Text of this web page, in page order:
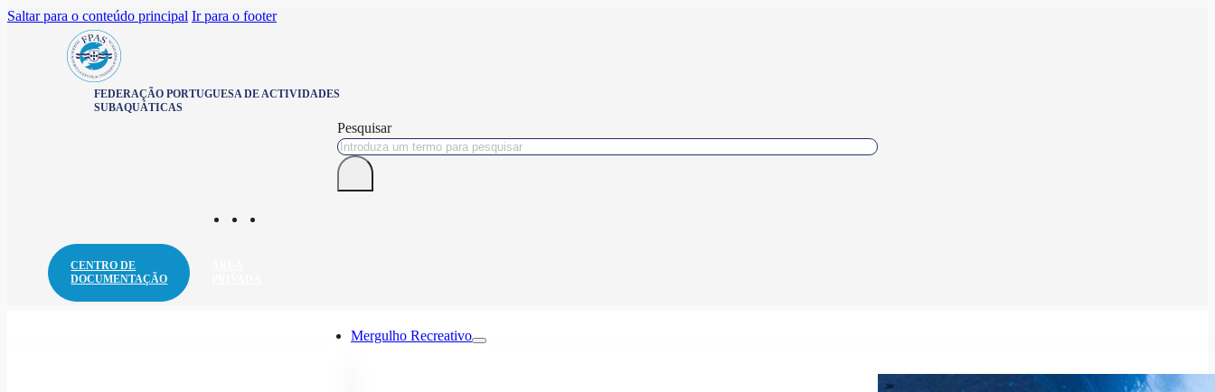
Saltar para o conteúdo principal Ir para o footer
FEDERAÇÃO PORTUGUESA DE ACTIVIDADES
SUBAQUÁTICAS
Pesquisar
CENTRO DE
DOCUMENTAÇÃO
Mergulho Recreativo